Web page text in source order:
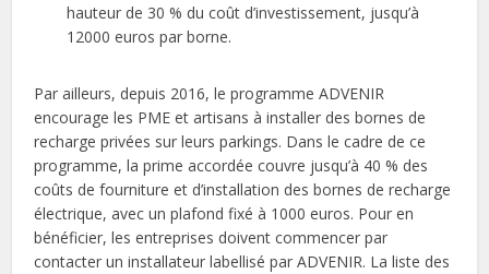
hauteur de 30 % du coût d’investissement, jusqu’à
12000 euros par borne.
Par ailleurs, depuis 2016, le programme ADVENIR
encourage les PME et artisans à installer des bornes de
recharge privées sur leurs parkings. Dans le cadre de ce
programme, la prime accordée couvre jusqu’à 40 % des
coûts de fourniture et d’installation des bornes de recharge
électrique, avec un plafond fixé à 1000 euros. Pour en
bénéficier, les entreprises doivent commencer par
contacter un installateur labellisé par ADVENIR. La liste des